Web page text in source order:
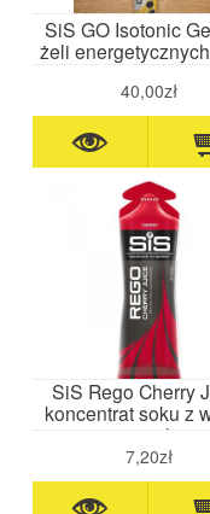
SiS GO Isotonic
żeli
40,00zł
SiS Rego Cherry
koncentrat soku z
30ml
7,20zł